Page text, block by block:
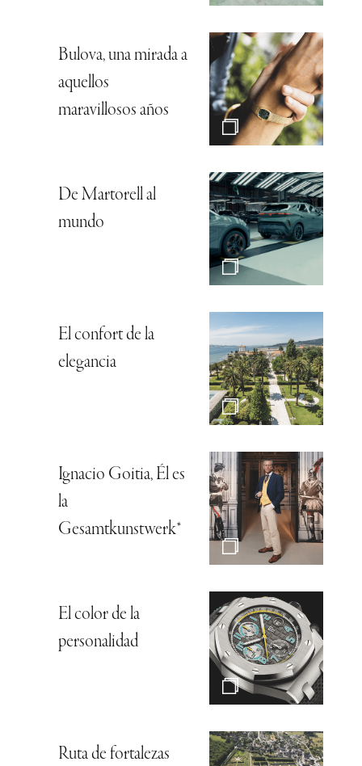
Bulova, una mirada a
aquellos
maravillosos años
De Martorell al
mundo
El confort de la
elegancia
Ignacio Goitia, Él es
la
Gesamtkunstwerk*
El color de la
personalidad
Ruta de fortalezas